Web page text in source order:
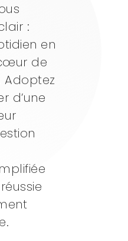
:
en
de
Adoptez
d’une